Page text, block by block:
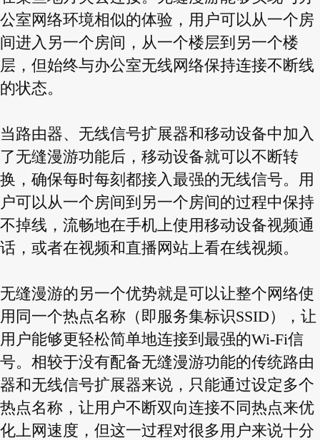
公室网络环境相似的体验，用户可以从一个房
间进入另一个房间，从一个楼层到另一个楼
层，但始终与办公室无线网络保持连接不断线
的状态。
当路由器、无线信号扩展器和移动设备中加入
了无缝漫游功能后，移动设备就可以不断转
换，确保每时每刻都接入最强的无线信号。用
户可以从一个房间到另一个房间的过程中保持
不掉线，流畅地在手机上使用移动设备视频通
话，或者在视频和直播网站上看在线视频。
无缝漫游的另一个优势就是可以让整个网络使
用同一个热点名称（即服务集标识SSID），让
用户能够更轻松简单地连接到最强的Wi-Fi信
号。相较于没有配备无缝漫游功能的传统路由
器和无线信号扩展器来说，只能通过设定多个
热点名称，让用户不断双向连接不同热点来优
化上网速度，但这一过程对很多用户来说十分